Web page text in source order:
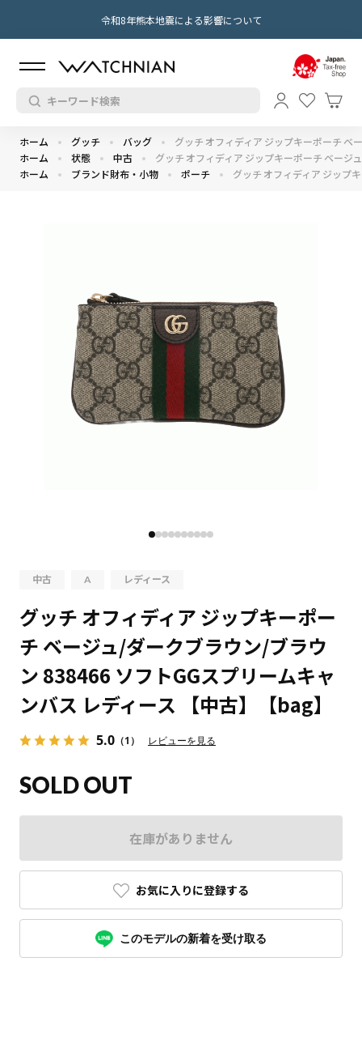
令和8年熊本地震による影響について
ホーム グッチ バッグ
グッチ オフィディア ジップキーポーチ ベ
ホーム
状態 中古
グッチ オフィディア ジップキーポーチ ベージ
ホーム
ブランド財布・小物 ポーチ グッチ オフィディア ジップ
中古 A レディース
グッチ オフィディア ジップキーポー
チ ベージュ/ダークブラウン/ブラウ
ン 838466 ソフトGGスプリームキャ
ンバス レディース 【中古】【bag】
5.0 （1） レビューを見る
SOLD OUT
在庫がありません
お気に入りに登録する
このモデルの新着を受け取る